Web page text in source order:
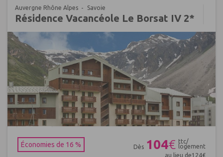
Auvergne Rhône Alpes Savoie
Résidence Vacancéole Le Borsat IV 2*
Économies de 16 %
Dès 104€ ttc/
logement
au lieu de124€